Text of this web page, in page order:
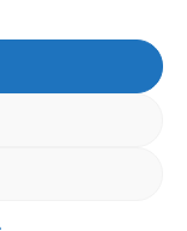
Chartierville